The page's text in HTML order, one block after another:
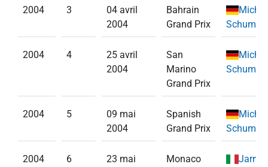
2004 3
04 avril
2004
Bahrain
Grand Prix
2004 4
25 avril
2004
San
Marino
Grand Prix
2004 5
09 mai
2004
Spanish
Grand Prix
2004 6
23 mai
Monaco
Jarno